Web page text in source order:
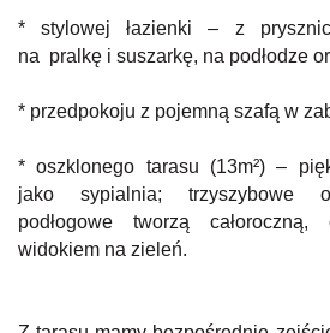
* stylowej łazienki – z
na pralkę i suszarkę, na podłodze
* przedpokoju z pojemną szafą w
* oszklonego tarasu (13m²) –
jako sypialnia; trzyszybowe
podłogowe tworzą
widokiem na zieleń.